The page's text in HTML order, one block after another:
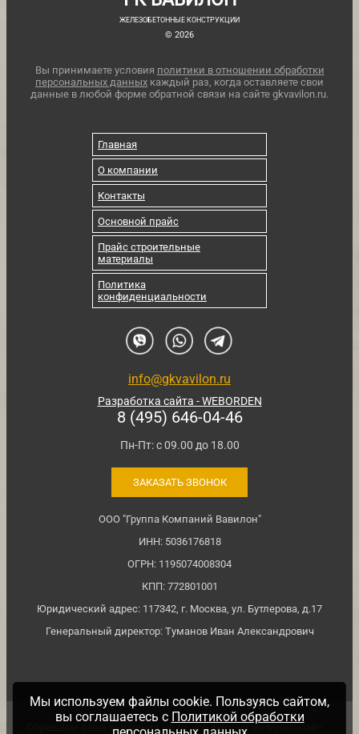
ЖЕЛЕЗОБЕТОННЫЕ КОНСТРУКЦИИ
© 2026
Вы принимаете условия политики в отношении обработки
персональных данных каждый раз, когда оставляете свои
данные в любой форме обратной связи на сайте gkvavilon.ru.
Главная
О компании
Контакты
Основной прайс
Прайс строительные
материалы
Политика
конфиденциальности
info@gkvavilon.ru
Разработка сайта - WEBORDEN
8 (495) 646-04-46
Пн-Пт: с 09.00 до 18.00
ЗАКАЗАТЬ ЗВОНОК
ООО "Группа Компаний Вавилон"
ИНН: 5036176818
ОГРН: 1195074008304
КПП: 772801001
Юридический адрес: 117342, г. Москва, ул. Бутлерова, д.17
Генеральный директор: Туманов Иван Александрович
Обращаем ваше внимание на то, что данный интернет-сайт
Мы используем файлы cookie. Пользуясь сайтом,
вы соглашаетесь с Политикой обработки